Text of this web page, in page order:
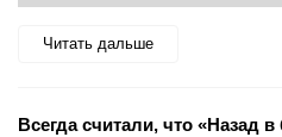
Читать дальше
Всегда считали, что «Назад